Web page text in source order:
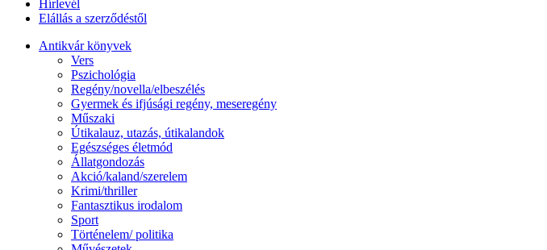
Hírlevél
Elállás a szerződéstől
Antikvár könyvek
Vers
Pszichológia
Regény/novella/elbeszélés
Gyermek és ifjúsági regény, meseregény
Műszaki
Útikalauz, utazás, útikalandok
Egészséges életmód
Állatgondozás
Akció/kaland/szerelem
Krimi/thriller
Fantasztikus irodalom
Sport
Történelem/ politika